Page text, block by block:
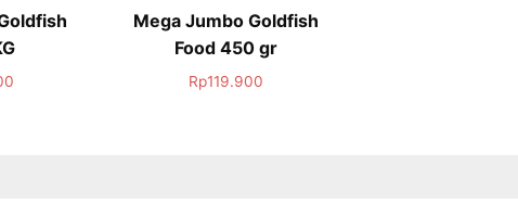
Mega Jumbo Goldfish
Food 450 gr
Rp119.900